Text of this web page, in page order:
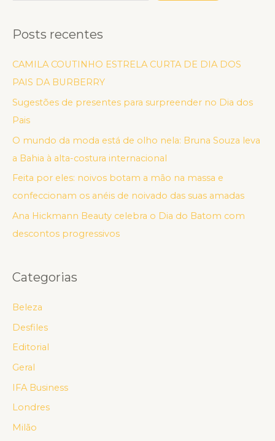
Posts recentes
CAMILA COUTINHO ESTRELA CURTA DE DIA DOS
PAIS DA BURBERRY
Sugestões de presentes para surpreender no Dia dos
Pais
O mundo da moda está de olho nela: Bruna Souza leva
a Bahia à alta-costura internacional
Feita por eles: noivos botam a mão na massa e
confeccionam os anéis de noivado das suas amadas
Ana Hickmann Beauty celebra o Dia do Batom com
descontos progressivos
Categorias
Beleza
Desfiles
Editorial
Geral
IFA Business
Londres
Milão